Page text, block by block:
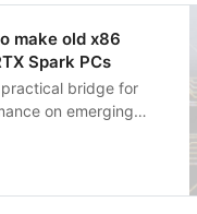
make old x86
Spark PCs
bridge for
on emerging
may ease app
intervention.